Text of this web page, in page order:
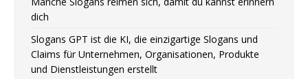
dich
Slogans GPT ist die KI, die einzigartige Slogans und
Claims für Unternehmen, Organisationen, Produkte
und Dienstleistungen erstellt